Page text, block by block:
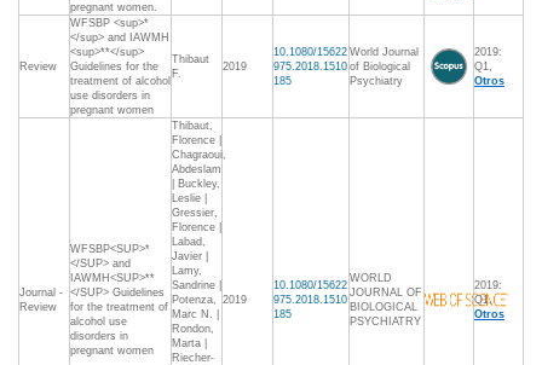
pregnant women.
Review
WFSBP <sup>*
</sup> and IAWMH
<sup>**</sup>
Guidelines for the
treatment of alcohol
use disorders in
pregnant women
Thibaut
F.
2019
10.1080/15622
975.2018.1510
185
World Journal
of Biological
Psychiatry
2019:
Q1,
Otros
Journal -
Review
WFSBP<SUP>*
</SUP> and
IAWMH<SUP>**
</SUP> Guidelines
for the treatment of
alcohol use
disorders in
pregnant women
Thibaut,
Florence |
Chagraoui,
Abdeslam
| Buckley,
Leslie |
Gressier,
Florence |
Labad,
Javier |
Lamy,
Sandrine |
Potenza,
Marc N. |
Rondon,
Marta |
Riecher-
2019
10.1080/15622
975.2018.1510
185
WORLD
JOURNAL OF
BIOLOGICAL
PSYCHIATRY
2019:
Q1,
Otros